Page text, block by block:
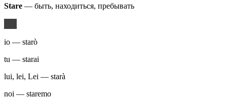
Stare — быть, находиться, пребывать
io — starò
tu — starai
lui, lei, Lei — starà
noi — staremo